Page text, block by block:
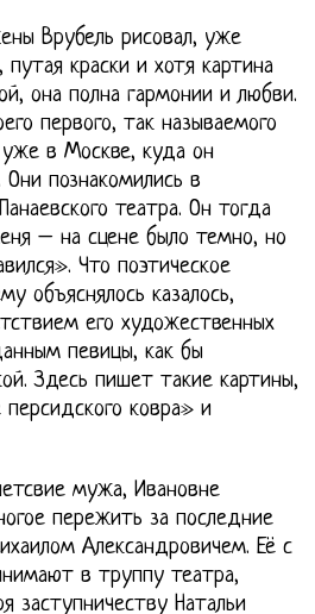
Врубель рисовал, уже
краски и хотя картина
она полна гармонии и любви.
первого, так называемого
в Москве, куда он
познакомились в
театра. Он тогда
– на сцене было темно, но
Что поэтическое
объяснялось казалось,
его художественных
певицы, как бы
Здесь пишет такие картины,
ковра» и
мужа, Ивановне
пережить за последние
Александровичем. Её с
в труппу театра,
заступничеству Натальи